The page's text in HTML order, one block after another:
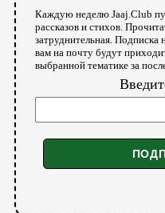
Каждую неделю Jaaj.Club
рассказов и стихов.
затруднительная.
вам на почту будут
выбранной тематике за